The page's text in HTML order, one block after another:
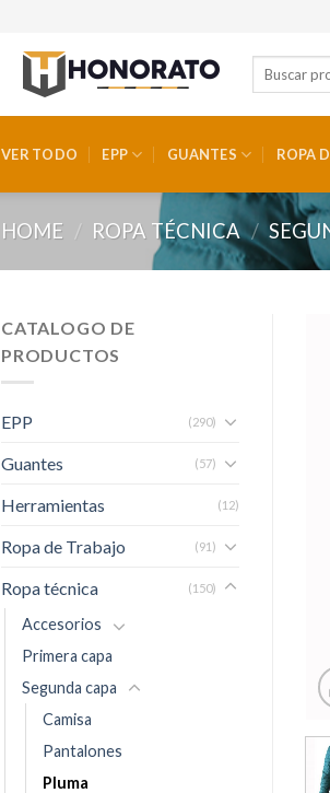
VER TODO EPP GUANTES ROPA
HOME / ROPA TÉCNICA /
CATALOGO DE
PRODUCTOS
EPP (290)
Guantes (57)
Herramientas (12)
Ropa de Trabajo (91)
Ropa técnica (150)
Accesorios
Primera capa
Segunda capa
Camisa
Pantalones
Pluma